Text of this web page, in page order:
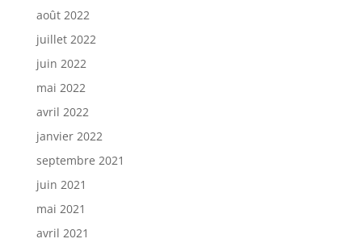
août 2022
juillet 2022
juin 2022
mai 2022
avril 2022
janvier 2022
septembre 2021
juin 2021
mai 2021
avril 2021